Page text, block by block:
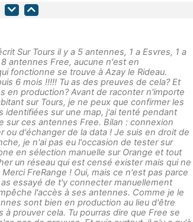
Sur Tours il y a 5 antennes, 1 a Esvres, 1 a
antennes Free, aucune n'est en
fonctionne se trouve à Azay le Rideau.
6 mois !!!!! Tu as des preuves de cela? Et
en production? Avant de raconter n'importe
sur Tours, je ne peux que confirmer les
identifiées sur une map, j'ai tenté pendant
sur ces antennes Free. Bilan : connexion
ou d'échanger de la data ! Je suis en droit de
je n'ai pas eu l'occasion de tester sur
en sélection manuelle sur Orange et tout
un réseau qui est censé exister mais qui ne
FreRange ! Oui, mais ce n'est pas parce
essayé de t'y connecter manuellement
l'accès à ses antennes. Comme je le
sont bien en production au lieu d'être
prouver cela. Tu pourras dire que Free se